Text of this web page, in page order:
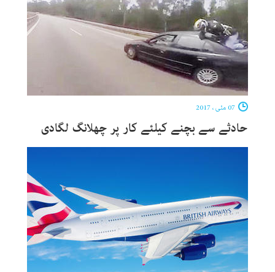
حادثے سے بچنے کیلئے کار پر چھلانگ لگادی